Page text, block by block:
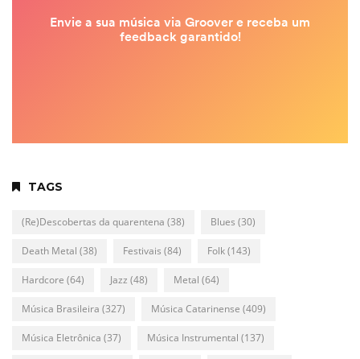
TAGS
(Re)Descobertas da quarentena (38) Blues (30)
Death Metal (38) Festivais (84) Folk(143)
Hardcore (64) Jazz (48) Metal (64)
Música Brasileira (327) Música Catarinense (409)
Música Eletrônica (37) Música Instrumental (137)